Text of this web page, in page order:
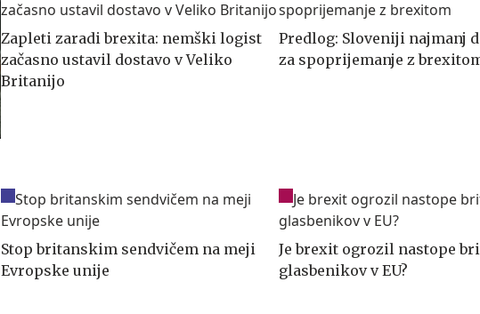
Zapleti zaradi brexita: nemški logist
začasno ustavil dostavo v Veliko
Britanijo
Predlog: Sloveniji najmanj
za spoprijemanje z
Stop britanskim sendvičem na meji
Evropske unije
Je brexit ogrozil nastope
glasbenikov v EU?